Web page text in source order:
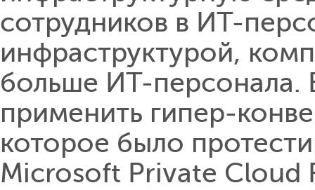
сотрудников в ИТ-
инфраструктурой,
больше ИТ-персонала.
применить гипер-
которое было
Microsoft Private Cloud